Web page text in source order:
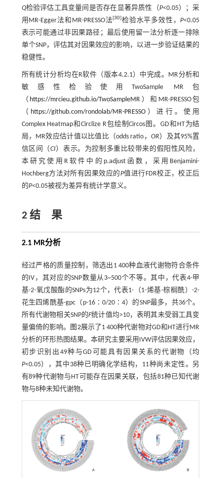
Q检验评估工具变量间是否存在显著异质性（P<0.05）；采
用MR-Egger法和MR-PRESSO法 [30 检验水平多效性，P<0.05
表示可能通过非因果路径；最后使用留一法分析逐一排除
单个SNP，评估其对因果效应的影响，以进一步验证结果的
稳健性。
所有统计分析均在R软件（版本4.2.1）中完成。MR分析和
敏感性检验使用TwoSample MR包
（ https://mrcieu.github.io/TwoSampleMR ）和MR-PRESSO包
（ https://github.com/rondolab/MR-PRESSO）进行。使用
Complex Heatmap和Circlize R包绘制Circos图。GD和HT为结
局，MR效应估计值以比值比（odds ratio，OR）及其95%置
信区间（CI）表示。为控制多重比较带来的假阳性风险，
本研究使用R软件中的p.adjust函数，采用Benjamini-
Hochberg方法对所有因果效应的P值进行FDR校正，校正后
的P<0.05被视为差异有统计学意义。
2 结 果
2.1 MR分析
经过严格的质量控制，筛选出1 400种血液代谢物符合条件
的IV，其对应的SNP数量从3~500个不等。其中，代表4-甲
基-2-氧戊酸酯的SNPs为12个，代表1-（1-烯基-棕榈酰）-2-
花生四烯酰基-gpc（p-16∶0/20∶4）的SNP最多，共36个。
所有代谢物相关SNP的F统计值均>10，表明其未受弱工具变
量偏倚的影响。
图2展示了1 400种代谢物对GD和HT进行MR
分析的环形热图结果。本研究主要采用IVW评估因果效应，
初步识别出49种与GD可能具有因果关系的代谢物（均
P<0.05），其中38种已明确化学结构，11种尚未定性。另
有89种代谢物与HT可能存在因果关联，包括81种已知代谢
物与8种未知代谢物。